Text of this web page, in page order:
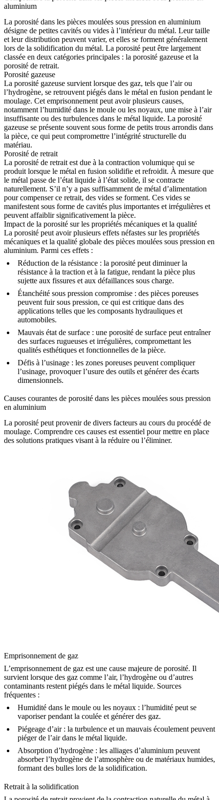
aluminium
La porosité dans les pièces moulées sous pression en aluminium
désigne de petites cavités ou vides à l’intérieur du métal. Leur taille
et leur distribution peuvent varier, et elles se forment généralement
lors de la solidification du métal. La porosité peut être largement
classée en deux catégories principales : la porosité gazeuse et la
porosité de retrait.
Porosité gazeuse
La porosité gazeuse survient lorsque des gaz, tels que l’air ou
l’hydrogène, se retrouvent piégés dans le métal en fusion pendant le
moulage. Cet emprisonnement peut avoir plusieurs causes,
notamment l’humidité dans le moule ou les noyaux, une mise à l’air
insuffisante ou des turbulences dans le métal liquide. La porosité
gazeuse se présente souvent sous forme de petits trous arrondis dans
la pièce, ce qui peut compromettre l’intégrité structurelle du
matériau.
Porosité de retrait
La porosité de retrait est due à la contraction volumique qui se
produit lorsque le métal en fusion solidifie et refroidit. À mesure que
le métal passe de l’état liquide à l’état solide, il se contracte
naturellement. S’il n’y a pas suffisamment de métal d’alimentation
pour compenser ce retrait, des vides se forment. Ces vides se
manifestent sous forme de cavités plus importantes et irrégulières et
peuvent affaiblir significativement la pièce.
Impact de la porosité sur les propriétés mécaniques et la qualité
La porosité peut avoir plusieurs effets néfastes sur les propriétés
mécaniques et la qualité globale des pièces moulées sous pression en
aluminium. Parmi ces effets :
Réduction de la résistance : la porosité peut diminuer la
résistance à la traction et à la fatigue, rendant la pièce plus
sujette aux fissures et aux défaillances sous charge.
Étanchéité sous pression compromise : des pièces poreuses
peuvent fuir sous pression, ce qui est critique dans des
applications telles que les composants hydrauliques et
automobiles.
Mauvais état de surface : une porosité de surface peut entraîner
des surfaces rugueuses et irrégulières, compromettant les
qualités esthétiques et fonctionnelles de la pièce.
Défis à l’usinage : les zones poreuses peuvent compliquer
l’usinage, provoquer l’usure des outils et générer des écarts
dimensionnels.
Causes courantes de porosité dans les pièces moulées sous pression
en aluminium
La porosité peut provenir de divers facteurs au cours du procédé de
moulage. Comprendre ces causes est essentiel pour mettre en place
des solutions pratiques visant à la réduire ou l’éliminer.
Emprisonnement de gaz
L’emprisonnement de gaz est une cause majeure de porosité. Il
survient lorsque des gaz comme l’air, l’hydrogène ou d’autres
contaminants restent piégés dans le métal liquide. Sources
fréquentes :
Humidité dans le moule ou les noyaux : l’humidité peut se
vaporiser pendant la coulée et générer des gaz.
Piégeage d’air: la turbulence et un mauvais écoulement peuvent
piéger de l’air dans le métal liquide.
Absorption d’hydrogène : les alliages d’aluminium peuvent
absorber l’hydrogène de l’atmosphère ou de matériaux humides,
formant des bulles lors de la solidification.
Retrait à la solidification